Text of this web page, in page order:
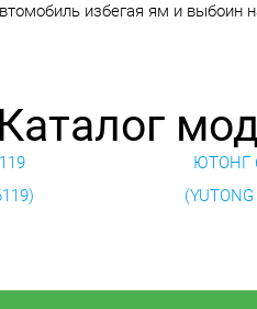
избегая ям и выбоин
Каталог
ЮТОНГ